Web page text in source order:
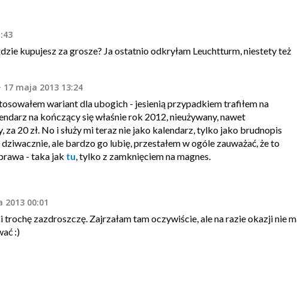
kupujesz za grosze? Ja ostatnio odkryłam Leuchtturm, niestety też
17 maja 2013 13:24
wariant dla ubogich - jesienią przypadkiem trafiłem na
na kończący się właśnie rok 2012, nieużywany, nawet
za 20 zł. No i służy mi teraz nie jako kalendarz, tylko jako brudnopis
ale bardzo go lubię, przestałem w ogóle zauważać, że to
- taka jak tu, tylko z zamknięciem na magnes.
2013 00:01
trochę zazdroszczę. Zajrzałam tam oczywiście, ale na razie okazji nie
:)